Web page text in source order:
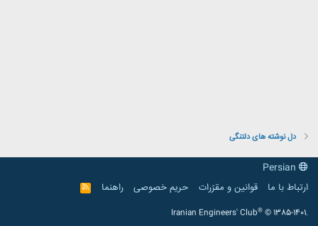
دل نوشته های دلتنگی
ارتباط با ما
قوانین و مقرّرات حریم خصوصی راهنما
R
S
Iranian Engineers' Club® © 1385-1401.